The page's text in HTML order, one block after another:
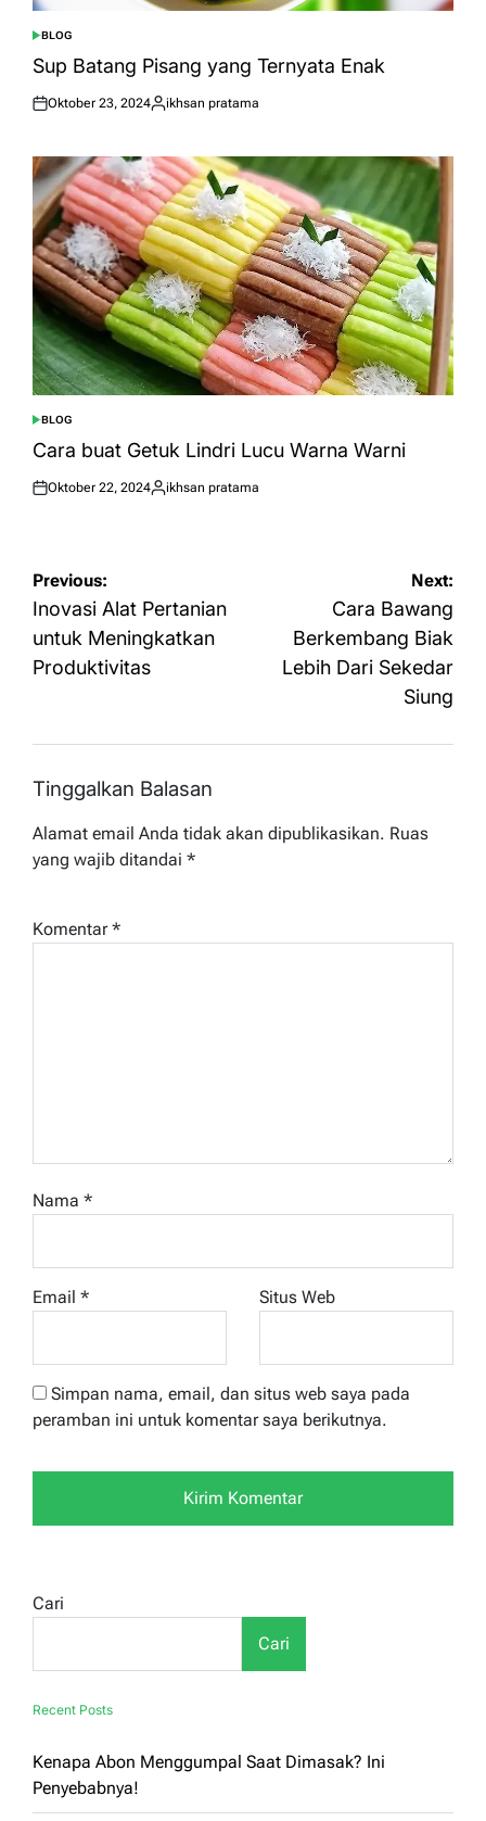
POSTED
IN
BLOG
Sup Batang Pisang yang Ternyata Enak
Posted
Oktober 23, 2024
Posted
ikhsan pratama
POSTED
IN
BLOG
Cara buat Getuk Lindri Lucu Warna Warni
Posted
Oktober 22, 2024
Posted
ikhsan pratama
Navigasi
pos
Previous:
Inovasi Alat Pertanian
untuk Meningkatkan
Produktivitas
Next:
Cara Bawang
Berkembang Biak
Lebih Dari Sekedar
Siung
Tinggalkan Balasan
Alamat email Anda tidak akan dipublikasikan. Ruas
yang wajib ditandai *
Komentar*
Nama *
Email * Situs Web
Simpan nama, email, dan situs web saya pada
peramban ini untuk komentar saya berikutnya.
Cari
Cari
Recent Posts
Kenapa Abon Menggumpal Saat Dimasak? Ini
Penyebabnya!